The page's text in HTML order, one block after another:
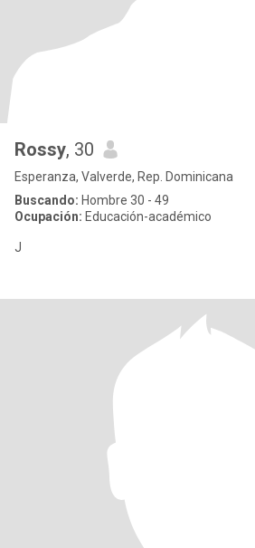
Rossy, 30
Esperanza, Valverde, Rep. Dominicana
Buscando: Hombre 30 - 49
Ocupación: Educación-académico
J